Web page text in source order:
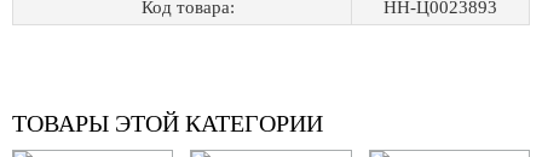
Код товара: НН-Ц0023893
ТОВАРЫ ЭТОЙ КАТЕГОРИИ